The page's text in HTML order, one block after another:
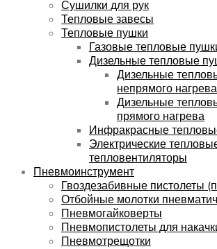
Сушилки для рук
Тепловые завесы
Тепловые пушки
Газовые тепловые
Дизельные тепловые
Дизельные
непрямого нагрева
Дизельные
прямого нагрева
Инфракрасные
Электрические
тепловентиляторы
Пневмоинструмент
Гвоздезабивные пистолеты
Отбойные молотки
Пневмогайковерты
Пневмопистолеты для
Пневмотрещотки